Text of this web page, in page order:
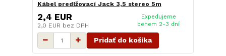
Kábel predlžovací Jack 3,5 stereo 5m
2,4 EUR
2,0 EUR bez DPH
Expedujeme
behem 2-3 dní
Pridať do košíka